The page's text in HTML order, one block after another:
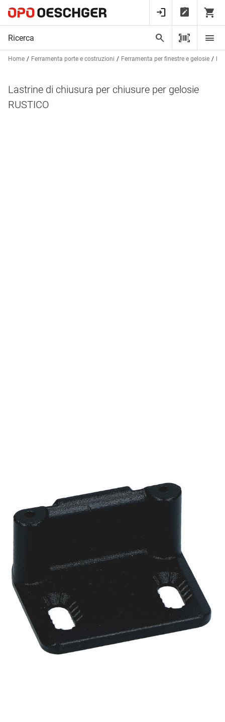
Home Ferramenta porte e costruzioni Ferramenta per finestre e gelosie
Lastrine di chiusura per chiusure per gelosie
RUSTICO